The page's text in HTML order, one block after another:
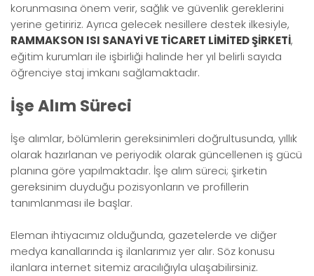
korunmasına önem verir, sağlık ve güvenlik gereklerini
yerine getiririz. Ayrıca gelecek nesillere destek ilkesiyle,
RAMMAKSON ISI SANAYİ VE TİCARET LİMİTED ŞİRKETİ,
eğitim kurumları ile işbirliği halinde her yıl belirli sayıda
öğrenciye staj imkanı sağlamaktadır.
İşe Alım Süreci
İşe alımlar, bölümlerin gereksinimleri doğrultusunda, yıllık
olarak hazırlanan ve periyodik olarak güncellenen iş gücü
planına göre yapılmaktadır. İşe alım süreci; şirketin
gereksinim duyduğu pozisyonların ve profillerin
tanımlanması ile başlar.
Eleman ihtiyacımız olduğunda, gazetelerde ve diğer
medya kanallarında iş ilanlarımız yer alır. Söz konusu
ilanlara internet sitemiz aracılığıyla ulaşabilirsiniz.